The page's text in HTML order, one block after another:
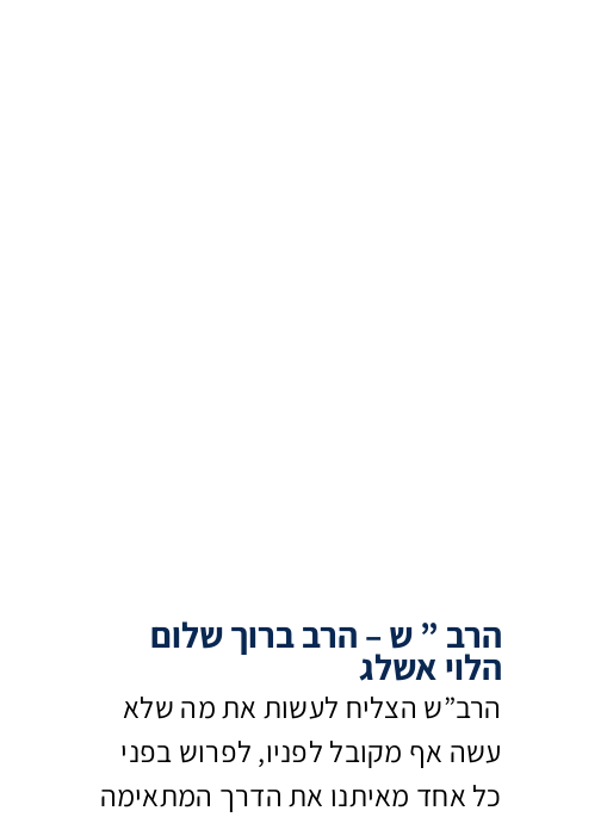
הרב ” ש – הרב ברוך שלום
הלוי אשלג
הרב”ש הצליח לעשות את מה שלא
עשה אף מקובל לפניו, לפרוש בפני
כל אחד מאיתנו את הדרך המתאימה